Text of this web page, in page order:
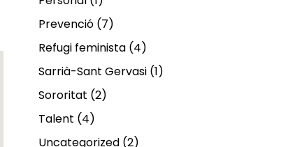
Prevenció (7)
Refugi feminista (4)
Sarrià-Sant Gervasi (1)
Sororitat (2)
Talent (4)
Uncategorized (2)